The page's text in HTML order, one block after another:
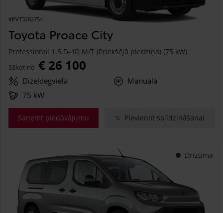
#PVT3202754
Toyota Proace City
Professional 1.5 D-4D M/T (Priekšējā piedziņa) (75 kW)
Sākot no € 26 100
Dīzeļdegviela
Manuālā
75 kW
Saņemt piedāvājumu Pievienot salīdzināšanai
Drīzumā